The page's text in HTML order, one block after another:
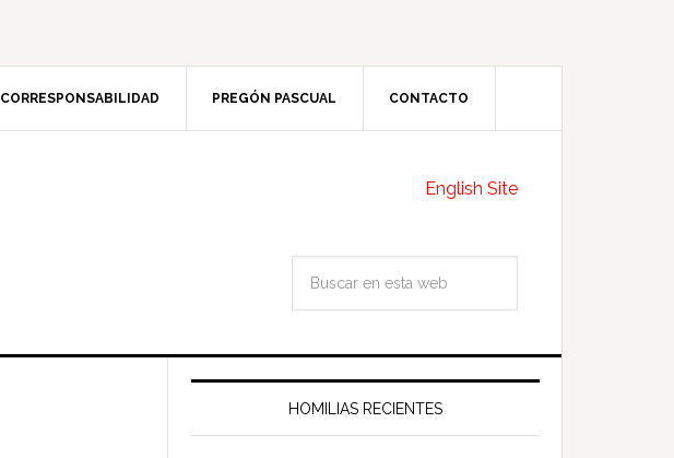
CORRESPONSABILIDAD PREGÓN PASCUAL CONTACTO
English Site
HOMILIAS RECIENTES